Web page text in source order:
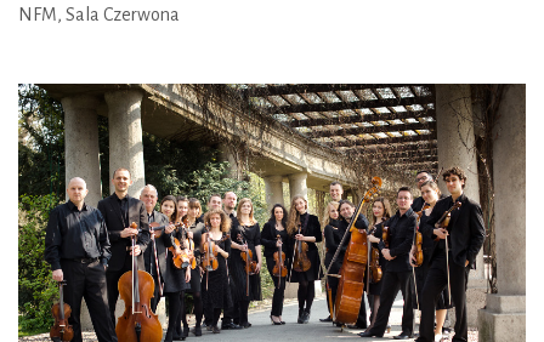
NFM, Sala Czerwona